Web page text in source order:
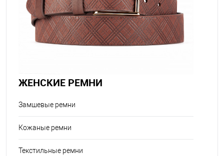
ЖЕНСКИЕ РЕМНИ
Замшевые ремни
Кожаные ремни
Текстильные ремни